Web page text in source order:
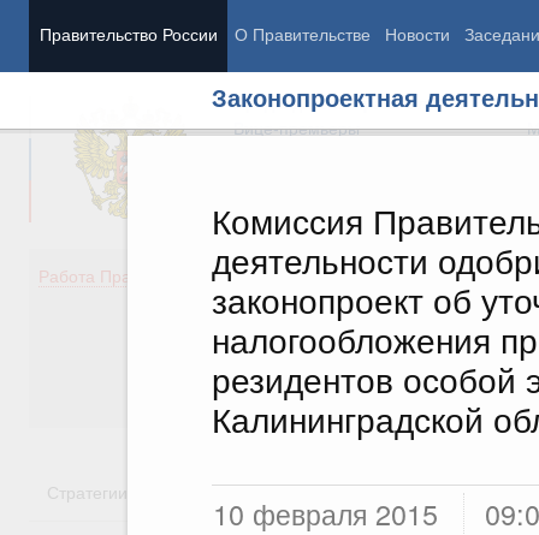
Правительство России О Правительстве Новости
Законопроектная
Комиссия
деятельности
законопроект об
налогообложения
резидентов особой
Калининградской
10 февраля 2015
Председатель Правительства
Вице-премьеры
Работа Правительства
Демография
Здоровье
Образование
Культура
Общество
Государство
Стратегии Государственные программы